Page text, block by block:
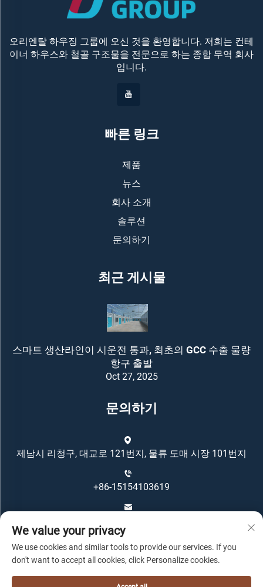
오리엔탈 하우징 그룹에 오신 것을 환영합니다. 저희는 컨테
이너 하우스와 철골 구조물을 전문으로 하는 종합 무역 회사
입니다.
빠른 링크
제품
뉴스
회사 소개
솔루션
문의하기
최근 게시물
스마트 생산라인이 시운전 통과, 최초의 GCC 수출 물량
항구 출발
Oct 27, 2025
문의하기
제남시 리청구, 대교로 121번지, 물류 도매 시장 101번지
+86-15154103619
We value your privacy
We use cookies and similar tools to provide our services. If you
don't want to accept all cookies, click Personalize cookies.